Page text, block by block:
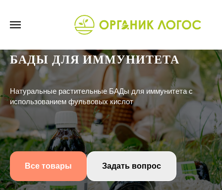
БАДЫ ДЛЯ ИММУНИТЕТА
Натуральные растительные БАДы для иммунитета с
использованием фульвовых кислот
Все товары Задать вопрос